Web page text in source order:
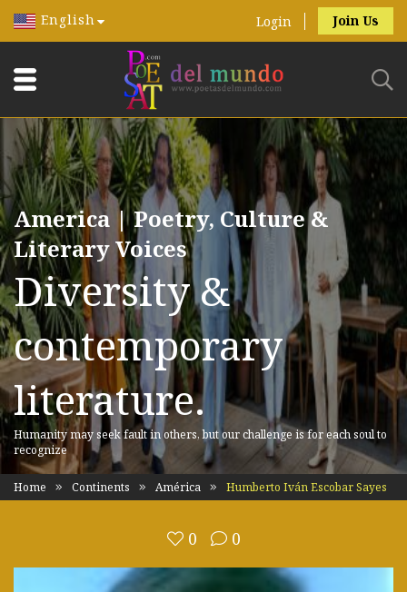
English Login Join Us
America | Poetry, Culture &
Literary Voices
Diversity &
contemporary
literature.
Humanity may seek fault in others, but our challenge is for each soul to
recognize
Home Continents América Humberto Iván Escobar Sayes
0 0